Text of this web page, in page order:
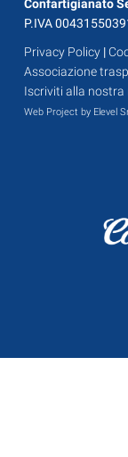
Confartigianato
P.IVA
Privacy Policy |
Associazione
Iscriviti alla nostra
Web Project by Elevel